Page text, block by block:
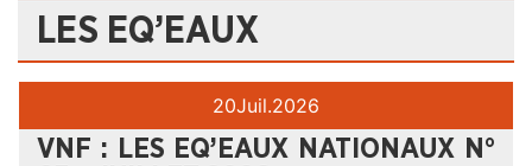
LES EQ’EAUX
20Juil.2026
VNF : LES EQ’EAUX NATIONAUX N°